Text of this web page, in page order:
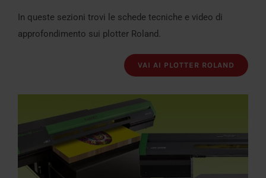
In queste sezioni trovi le schede tecniche e video di
approfondimento sui plotter Roland.
VAI AI PLOTTER ROLAND